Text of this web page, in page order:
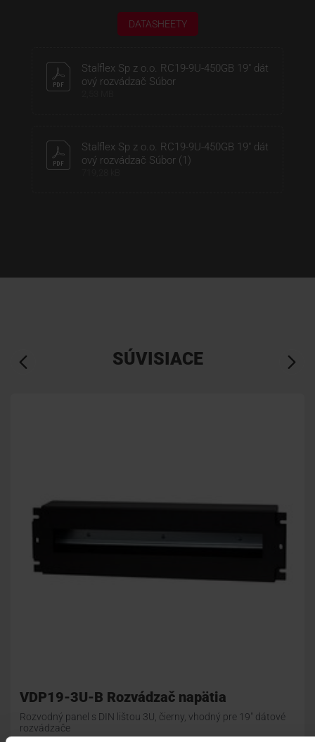
DATASHEETY
Stalflex Sp z o.o. RC19-9U-450GB 19" dát
ový rozvádzač Súbor
Stalflex Sp z o.o. RC19-9U-450GB 19" dát
ový rozvádzač Súbor (1)
SÚVISIACE
VDP19-3U-B Rozvádzač napätia
Rozvodný panel s DIN lištou 3U, čierny, vhodný pre 19" dátové
rozvádzače